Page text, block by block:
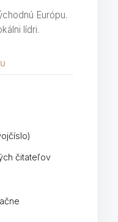
Európu.
lídri.
čitateľov